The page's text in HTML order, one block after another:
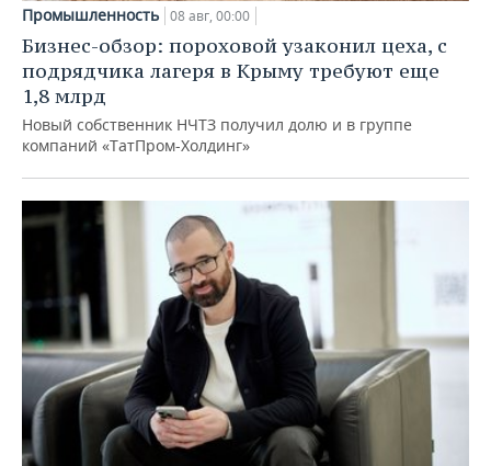
Промышленность 08 авг, 00:00
Бизнес-обзор: пороховой узаконил цеха, с
подрядчика лагеря в Крыму требуют еще
1,8 млрд
Новый собственник НЧТЗ получил долю и в группе
компаний «ТатПром-Холдинг»